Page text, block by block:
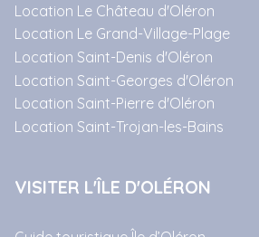
Location Le Château d'Oléron
Location Le Grand-Village-Plage
Location Saint-Denis d'Oléron
Location Saint-Georges d'Oléron
Location Saint-Pierre d'Oléron
Location Saint-Trojan-les-Bains
VISITER L'ÎLE D'OLÉRON